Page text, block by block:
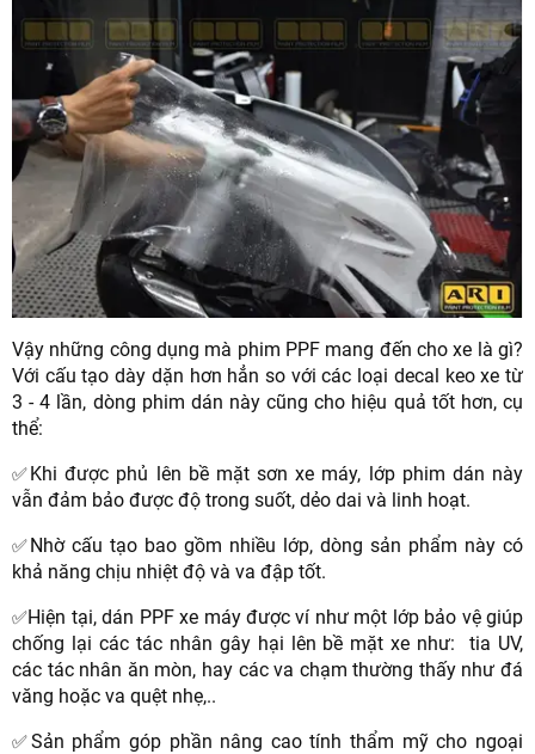
Vậy những công dụng mà phim PPF mang đến cho xe là gì?
Với cấu tạo dày dặn hơn hẳn so với các loại decal keo xe từ
3 - 4 lần, dòng phim dán này cũng cho hiệu quả tốt hơn, cụ
thể:
✅Khi được phủ lên bề mặt sơn xe máy, lớp phim dán này
vẫn đảm bảo được độ trong suốt, dẻo dai và linh hoạt.
✅Nhờ cấu tạo bao gồm nhiều lớp, dòng sản phẩm này có
khả năng chịu nhiệt độ và va đập tốt.
✅Hiện tại, dán PPF xe máy được ví như một lớp bảo vệ giúp
chống lại các tác nhân gây hại lên bề mặt xe như: tia UV,
các tác nhân ăn mòn, hay các va chạm thường thấy như đá
văng hoặc va quệt nhẹ,..
✅Sản phẩm góp phần nâng cao tính thẩm mỹ cho ngoại